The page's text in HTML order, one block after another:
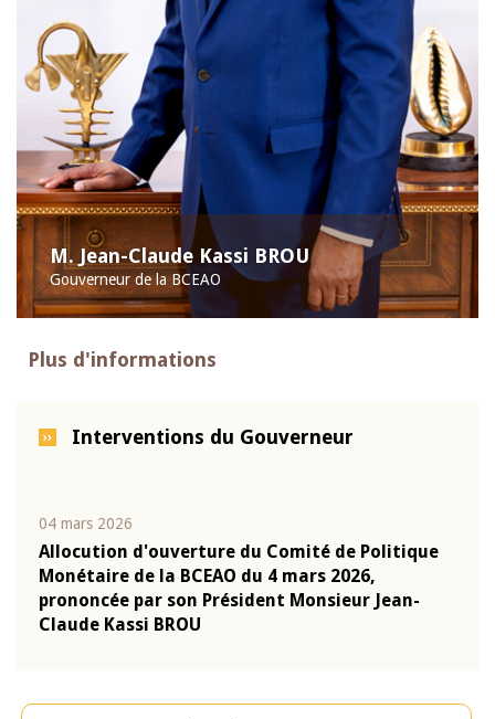
M. Jean-Claude Kassi BROU
Gouverneur de la BCEAO
Plus d'informations
Interventions du Gouverneur
04 mars 2026
Allocution d'ouverture du Comité de Politique
Monétaire de la BCEAO du 4 mars 2026,
prononcée par son Président Monsieur Jean-
Claude Kassi BROU